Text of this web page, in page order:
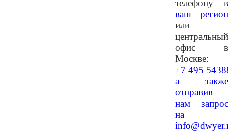
телефону в
ваш регион
или
центральный
офис в
Москве:
+7 495
а также
отправив
нам запрос
на